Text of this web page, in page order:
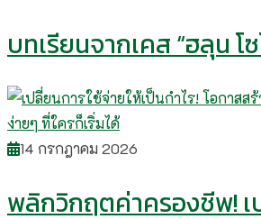
บทเรียนจากเคส “ฮลุน โซ
14 กรกฎาคม 2026
พลิกวิกฤตค่าครองชีพ! เ